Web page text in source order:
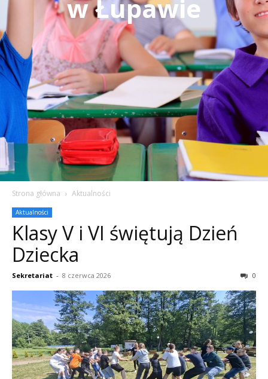
w Łupawie
Strona główna Aktualności
Aktualności
Klasy V i VI świętują Dzień
Dziecka
Sekretariat - 8 czerwca 2026 0